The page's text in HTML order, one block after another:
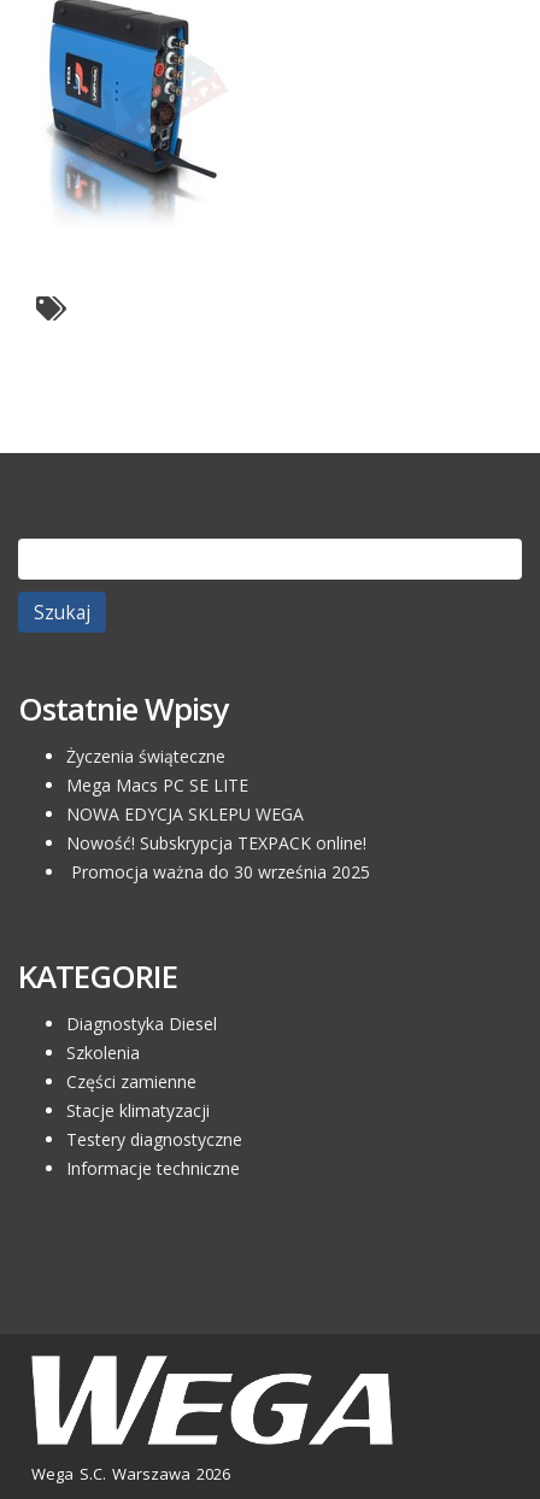
Szukaj:
Ostatnie Wpisy
Życzenia świąteczne
Mega Macs PC SE LITE
NOWA EDYCJA SKLEPU WEGA
Nowość! Subskrypcja TEXPACK online!
Promocja ważna do 30 września 2025
KATEGORIE
Diagnostyka Diesel
Szkolenia
Części zamienne
Stacje klimatyzacji
Testery diagnostyczne
Informacje techniczne
Wega S.C. Warszawa 2026